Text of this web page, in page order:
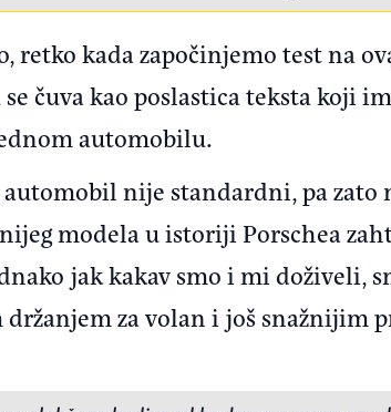
retko kada započinjemo test na
čuva kao poslastica teksta koji
automobilu.
automobil nije standardni, pa zato
modela u istoriji Porschea
jak kakav smo i mi doživeli,
držanjem za volan i još snažnijim